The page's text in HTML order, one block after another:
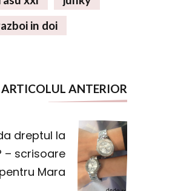
in doi
Navigare
articole
ARTICOLUL ANTERIOR
dreptul la
– scrisoare
pentru Mara